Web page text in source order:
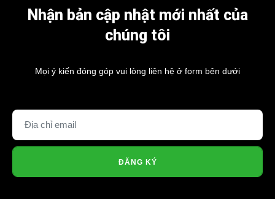
Nhận bản cập nhật mới nhất của
chúng tôi
Mọi ý kiến đóng góp vui lòng liên hệ ở form bên dưới
ĐĂNG KÝ